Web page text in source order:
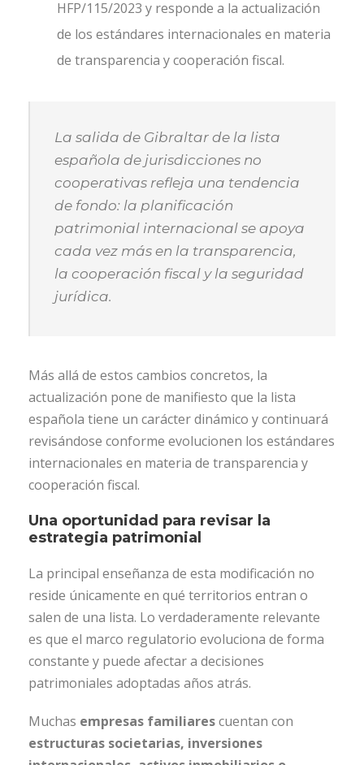
HFP/115/2023 y responde a la actualización
de los estándares internacionales en materia
de transparencia y cooperación fiscal.
La salida de Gibraltar de la lista
española de jurisdicciones no
cooperativas refleja una tendencia
de fondo: la planificación
patrimonial internacional se apoya
cada vez más en la transparencia,
la cooperación fiscal y la seguridad
jurídica.
Más allá de estos cambios concretos, la
actualización pone de manifiesto que la lista
española tiene un carácter dinámico y continuará
revisándose conforme evolucionen los estándares
internacionales en materia de transparencia y
cooperación fiscal.
Una oportunidad para revisar la
estrategia patrimonial
La principal enseñanza de esta modificación no
reside únicamente en qué territorios entran o
salen de una lista. Lo verdaderamente relevante
es que el marco regulatorio evoluciona de forma
constante y puede afectar a decisiones
patrimoniales adoptadas años atrás.
Muchas empresas familiarescuentan con
estructuras societarias, inversiones